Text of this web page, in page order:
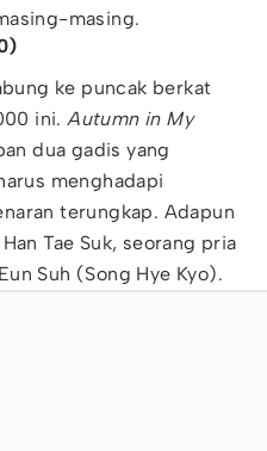
masing.
ke puncak berkat
ini.Autumn in My
dua gadis yang
menghadapi
terungkap. Adapun
Tae Suk, seorang pria
Suh (Song Hye Kyo).